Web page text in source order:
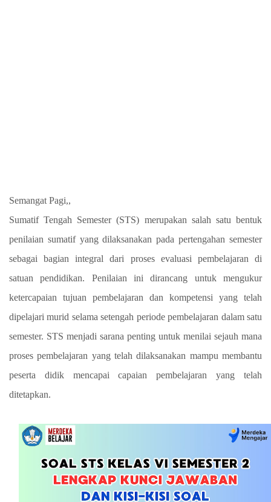
Semangat Pagi,,
Sumatif Tengah Semester (STS) merupakan salah satu bentuk
penilaian sumatif yang dilaksanakan pada pertengahan semester
sebagai bagian integral dari proses evaluasi pembelajaran di
satuan pendidikan. Penilaian ini dirancang untuk mengukur
ketercapaian tujuan pembelajaran dan kompetensi yang telah
dipelajari murid selama setengah periode pembelajaran dalam satu
semester. STS menjadi sarana penting untuk menilai sejauh mana
proses pembelajaran yang telah dilaksanakan mampu membantu
peserta didik mencapai capaian pembelajaran yang telah
ditetapkan.